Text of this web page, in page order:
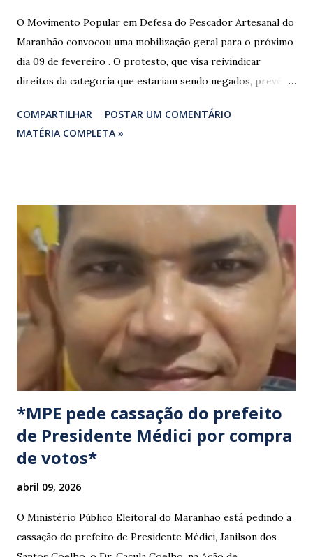
O Movimento Popular em Defesa do Pescador Artesanal do
Maranhão convocou uma mobilização geral para o próximo
dia 09 de fevereiro . O protesto, que visa reivindicar
direitos da categoria que estariam sendo negados, prevê o
federais que cortam o estado. ​As interdições estão
programadas para começar às 07:00 da manhã e, segundo
manifestação busca chamar a atenção das autoridades para
a pauta da pesca artesanal maranhense, exigindo o
cumprimento de garantias e assistência aos trabalhadores
do setor. Motoristas que planejam trafegar por essas
regiões na data devem estar atentos a possíveis
congestionamentos e atrasos.
COMPARTILHAR
POSTAR UM COMENTÁRIO
MATÉRIA COMPLETA »
*MPE pede cassação do prefeito
de Presidente Médici por compra
de votos*
abril 09, 2026
O Ministério Público Eleitoral do Maranhão está pedindo a
cassação do prefeito de Presidente Médici, Janilson dos